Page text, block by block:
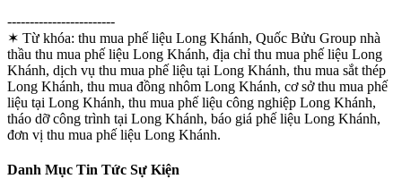
------------------------
✶ Từ khóa: thu mua phế liệu Long Khánh, Quốc Bửu Group nhà
thầu thu mua phế liệu Long Khánh, địa chỉ thu mua phế liệu Long
Khánh, dịch vụ thu mua phế liệu tại Long Khánh, thu mua sắt thép
Long Khánh, thu mua đồng nhôm Long Khánh, cơ sở thu mua phế
liệu tại Long Khánh, thu mua phế liệu công nghiệp Long Khánh,
tháo dỡ công trình tại Long Khánh, báo giá phế liệu Long Khánh,
đơn vị thu mua phế liệu Long Khánh.
Danh Mục Tin Tức Sự Kiện